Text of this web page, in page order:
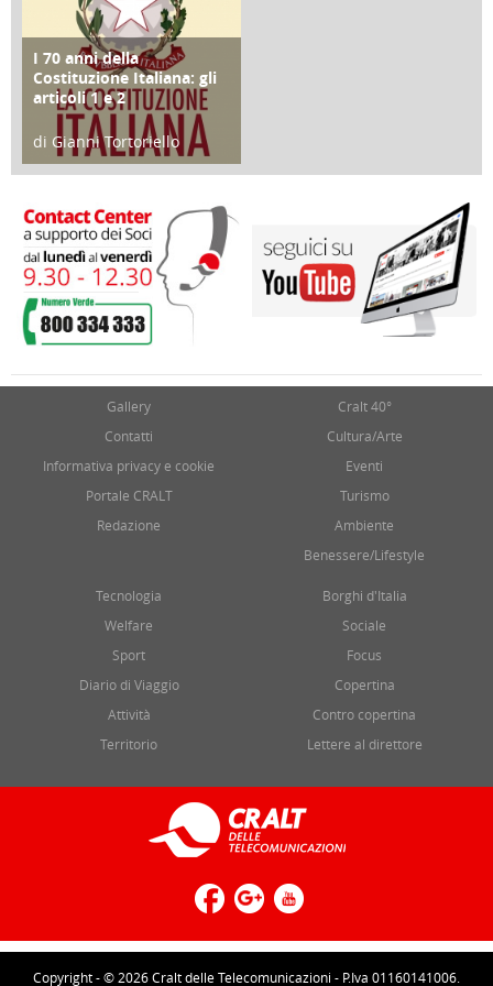
FOCUS
I 70 anni della
Costituzione Italiana: gli
articoli 1 e 2
di Gianni Tortoriello
17 Marzo 2018
Gallery
Contatti
Informativa privacy e cookie
Portale CRALT
Redazione
Cralt 40°
Cultura/Arte
Eventi
Turismo
Ambiente
Benessere/Lifestyle
Tecnologia
Welfare
Sport
Diario di Viaggio
Attività
Territorio
Borghi d'Italia
Sociale
Focus
Copertina
Contro copertina
Lettere al direttore
Copyright - © 2026 Cralt delle Telecomunicazioni - P.Iva 01160141006.